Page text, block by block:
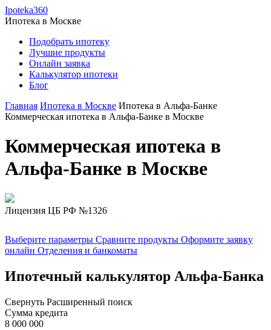
Ipoteka360
Ипотека в Москве
Подобрать ипотеку
Лучшие продукты
Онлайн заявка
Калькулятор ипотеки
Блог
Главная Ипотека в Москве Ипотека в Альфа-Банке
Коммерческая ипотека в Альфа-Банке в Москве
Коммерческая ипотека в
Альфа-Банке в Москве
Лицензия ЦБ РФ №1326
Выберите параметры Сравните продукты Оформите заявку
онлайн Отделения и банкоматы
Ипотечный калькулятор Альфа-Банка
Свернуть Расширенный поиск
Сумма кредита
8 000 000